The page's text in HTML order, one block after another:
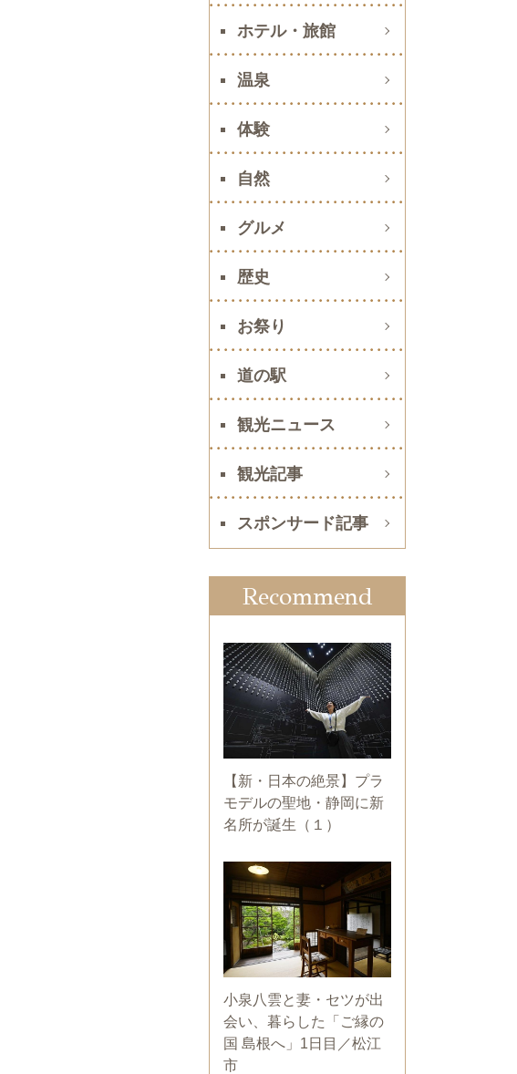
ホテル・旅館
温泉
体験
自然
グルメ
歴史
お祭り
道の駅
観光ニュース
観光記事
スポンサード記事
Recommend
【新・日本の絶景】プラ
モデルの聖地・静岡に新
名所が誕生（１）
小泉八雲と妻・セツが出
会い、暮らした「ご縁の
国 島根へ」1日目／松江
市